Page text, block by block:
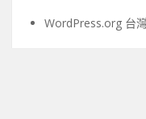
WordPress.org 台